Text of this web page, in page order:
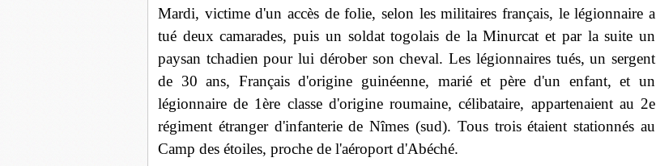
Mardi, victime d'un accès de folie, selon les militaires français, le légionnaire a
tué deux camarades, puis un soldat togolais de la Minurcat et par la suite un
paysan tchadien pour lui dérober son cheval. Les légionnaires tués, un sergent
de 30 ans, Français d'origine guinéenne, marié et père d'un enfant, et un
légionnaire de 1ère classe d'origine roumaine, célibataire, appartenaient au 2e
régiment étranger d'infanterie de Nîmes (sud). Tous trois étaient stationnés au
Camp des étoiles, proche de l'aéroport d'Abéché.